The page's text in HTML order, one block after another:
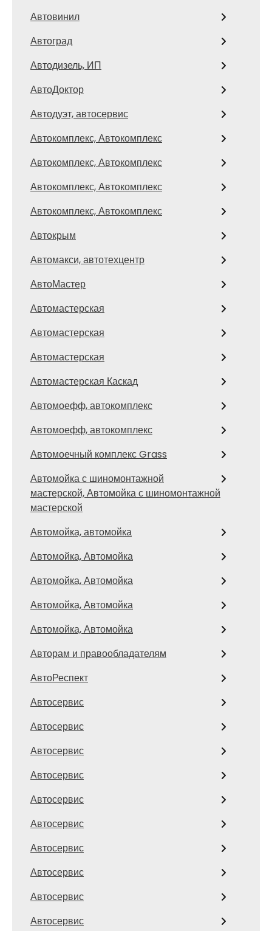
Автовинил
Автоград
Автодизель, ИП
АвтоДоктор
Автодуэт, автосервис
Автокомплекс, Автокомплекс
Автокомплекс, Автокомплекс
Автокомплекс, Автокомплекс
Автокомплекс, Автокомплекс
Автокрым
Автомакси, автотехцентр
АвтоМастер
Автомастерская
Автомастерская
Автомастерская
Автомастерская Каскад
Автомоефф, автокомплекс
Автомоефф, автокомплекс
Автомоечный комплекс Grass
Автомойка с шиномонтажной
мастерской, Автомойка с шиномонтажной
мастерской
Автомойка, автомойка
Автомойка, Автомойка
Автомойка, Автомойка
Автомойка, Автомойка
Автомойка, Автомойка
Авторам и правообладателям
АвтоРеспект
Автосервис
Автосервис
Автосервис
Автосервис
Автосервис
Автосервис
Автосервис
Автосервис
Автосервис
Автосервис